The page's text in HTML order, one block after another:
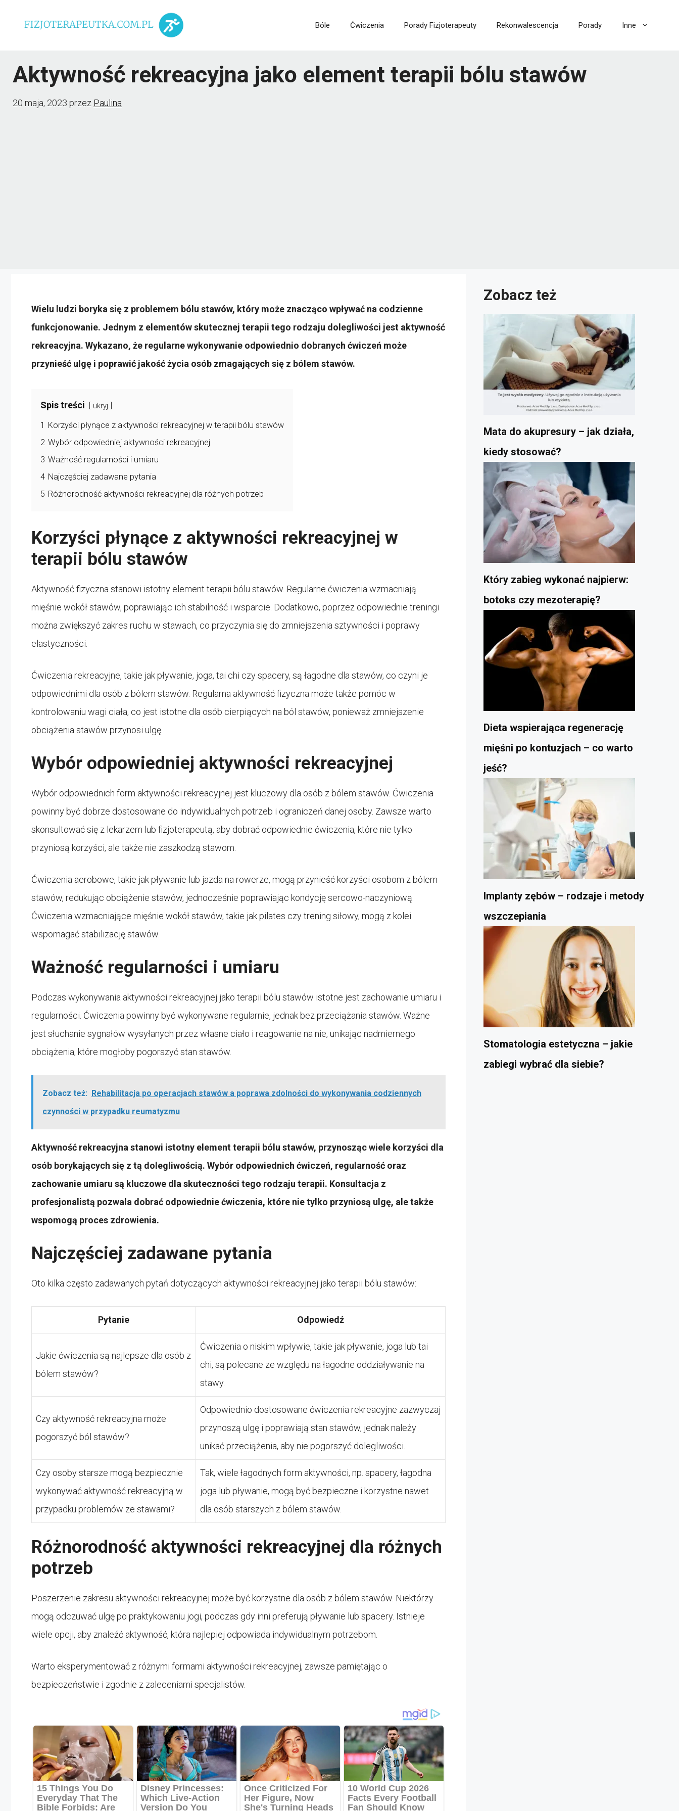
Bóle Ćwiczenia Porady Fizjoterapeuty Rekonwalescencja Porady Inne
Aktywność rekreacyjna jako element terapii bólu stawów
20 maja, 2023 przez Paulina
Wielu ludzi boryka się z problemem bólu stawów, który może znacząco wpływać na codzienne
funkcjonowanie. Jednym z elementów skutecznej terapii tego rodzaju dolegliwości jest aktywność
rekreacyjna. Wykazano, że regularne wykonywanie odpowiednio dobranych ćwiczeń może
przynieść ulgę i poprawić jakość życia osób zmagających się z bólem stawów.
Spis treści ukryj
1 Korzyści płynące z aktywności rekreacyjnej w terapii bólu stawów
2 Wybór odpowiedniej aktywności rekreacyjnej
3 Ważność regularności i umiaru
4 Najczęściej zadawane pytania
5 Różnorodność aktywności rekreacyjnej dla różnych potrzeb
Korzyści płynące z aktywności rekreacyjnej w
terapii bólu stawów
Aktywność fizyczna stanowi istotny element terapii bólu stawów. Regularne ćwiczenia wzmacniają
mięśnie wokół stawów, poprawiając ich stabilność i wsparcie. Dodatkowo, poprzez odpowiednie treningi
można zwiększyć zakres ruchu w stawach, co przyczynia się do zmniejszenia sztywności i poprawy
elastyczności.
Ćwiczenia rekreacyjne, takie jak pływanie, joga, tai chi czy spacery, są łagodne dla stawów, co czyni je
odpowiednimi dla osób z bólem stawów. Regularna aktywność fizyczna może także pomóc w
kontrolowaniu wagi ciała, co jest istotne dla osób cierpiących na ból stawów, ponieważ zmniejszenie
obciążenia stawów przynosi ulgę.
Wybór odpowiedniej aktywności rekreacyjnej
Wybór odpowiednich form aktywności rekreacyjnej jest kluczowy dla osób z bólem stawów. Ćwiczenia
powinny być dobrze dostosowane do indywidualnych potrzeb i ograniczeń danej osoby. Zawsze warto
skonsultować się z lekarzem lub fizjoterapeutą, aby dobrać odpowiednie ćwiczenia, które nie tylko
przyniosą korzyści, ale także nie zaszkodzą stawom.
Ćwiczenia aerobowe, takie jak pływanie lub jazda na rowerze, mogą przynieść korzyści osobom z bólem
stawów, redukując obciążenie stawów, jednocześnie poprawiając kondycję sercowo-naczyniową.
Ćwiczenia wzmacniające mięśnie wokół stawów, takie jak pilates czy trening siłowy, mogą z kolei
wspomagać stabilizację stawów.
Ważność regularności i umiaru
Podczas wykonywania aktywności rekreacyjnej jako terapii bólu stawów istotne jest zachowanie umiaru i
regularności. Ćwiczenia powinny być wykonywane regularnie, jednak bez przeciążania stawów. Ważne
jest słuchanie sygnałów wysyłanych przez własne ciało i reagowanie na nie, unikając nadmiernego
obciążenia, które mogłoby pogorszyć stan stawów.
Zobacz też: Rehabilitacja po operacjach stawów a poprawa zdolności do wykonywania codziennych
czynności w przypadku reumatyzmu
Aktywność rekreacyjna stanowi istotny element terapii bólu stawów, przynosząc wiele korzyści dla
osób borykających się z tą dolegliwością. Wybór odpowiednich ćwiczeń, regularność oraz
zachowanie umiaru są kluczowe dla skuteczności tego rodzaju terapii. Konsultacja z
profesjonalistą pozwala dobrać odpowiednie ćwiczenia, które nie tylko przyniosą ulgę, ale także
wspomogą proces zdrowienia.
Najczęściej zadawane pytania
Oto kilka często zadawanych pytań dotyczących aktywności rekreacyjnej jako terapii bólu stawów:
Pytanie Odpowiedź
Jakie ćwiczenia są najlepsze dla osób z
bólem stawów?
Ćwiczenia o niskim wpływie, takie jak pływanie, joga lub tai
chi, są polecane ze względu na łagodne oddziaływanie na
stawy.
Czy aktywność rekreacyjna może
pogorszyć ból stawów?
Odpowiednio dostosowane ćwiczenia rekreacyjne zazwyczaj
przynoszą ulgę i poprawiają stan stawów, jednak należy
unikać przeciążenia, aby nie pogorszyć dolegliwości.
Czy osoby starsze mogą bezpiecznie
wykonywać aktywność rekreacyjną w
przypadku problemów ze stawami?
Tak, wiele łagodnych form aktywności, np. spacery, łagodna
joga lub pływanie, mogą być bezpieczne i korzystne nawet
dla osób starszych z bólem stawów.
Różnorodność aktywności rekreacyjnej dla różnych
potrzeb
Poszerzenie zakresu aktywności rekreacyjnej może być korzystne dla osób z bólem stawów. Niektórzy
mogą odczuwać ulgę po praktykowaniu jogi, podczas gdy inni preferują pływanie lub spacery. Istnieje
wiele opcji, aby znaleźć aktywność, która najlepiej odpowiada indywidualnym potrzebom.
Warto eksperymentować z różnymi formami aktywności rekreacyjnej, zawsze pamiętając o
bezpieczeństwie i zgodnie z zaleceniami specjalistów.
Zobacz też
Mata do akupresury – jak działa,
kiedy stosować?
Który zabieg wykonać najpierw:
botoks czy mezoterapię?
Dieta wspierająca regenerację
mięśni po kontuzjach – co warto
jeść?
Implanty zębów – rodzaje i metody
wszczepiania
Stomatologia estetyczna – jakie
zabiegi wybrać dla siebie?